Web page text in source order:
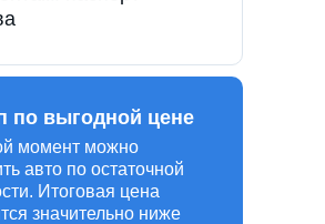
момент можно
авто по остаточной
Итоговая цена
значительно ниже
по выгодной цене